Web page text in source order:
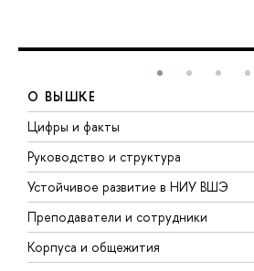
О ВЫШКЕ
Цифры и факты
Руководство и структура
Устойчивое развитие в НИУ ВШЭ
Преподаватели и сотрудники
Корпуса и общежития